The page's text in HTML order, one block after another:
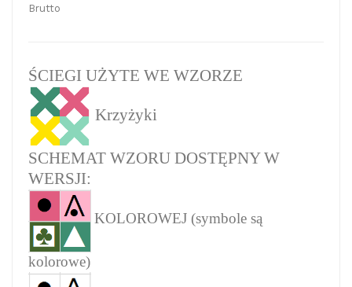
Brutto
ŚCIEGI UŻYTE WE WZORZE
Krzyżyki
SCHEMAT WZORU DOSTĘPNY W
WERSJI:
KOLOROWEJ (symbole są
kolorowe)